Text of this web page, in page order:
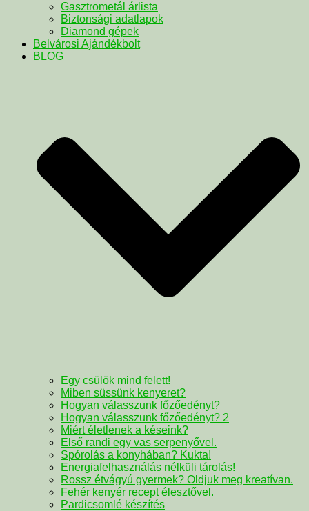
Gasztrometál árlista
Biztonsági adatlapok
Diamond gépek
Belvárosi Ajándékbolt
BLOG
Egy csülök mind felett!
Miben süssünk kenyeret?
Hogyan válasszunk főzőedényt?
Hogyan válasszunk főzőedényt? 2
Miért életlenek a késeink?
Első randi egy vas serpenyővel.
Spórolás a konyhában? Kukta!
Energiafelhasználás nélküli tárolás!
Rossz étvágyú gyermek? Oldjuk meg kreatívan.
Fehér kenyér recept élesztővel.
Pardicsomlé készítés